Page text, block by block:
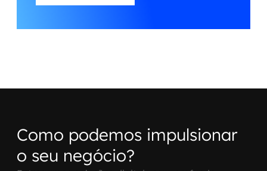
Como podemos impulsionar
o seu negócio?